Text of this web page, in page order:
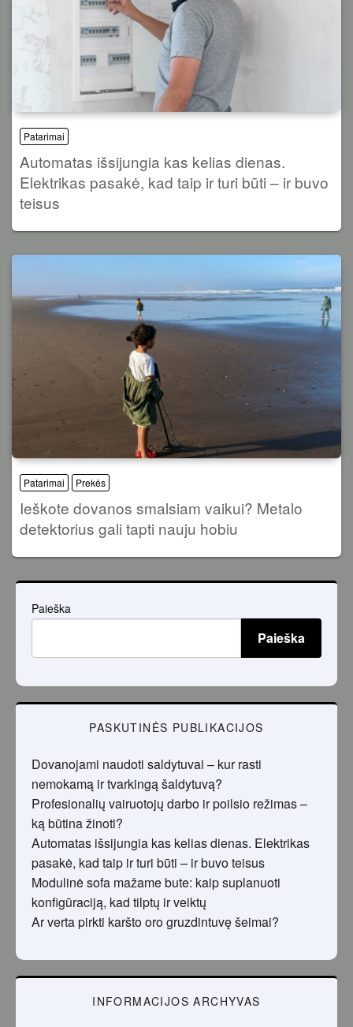
Patarimai
Automatas išsijungia kas kelias dienas.
Elektrikas pasakė, kad taip ir turi būti – ir buvo
teisus
Patarimai Prekės
Ieškote dovanos smalsiam vaikui? Metalo
detektorius gali tapti nauju hobiu
Paieška
Paieška
PASKUTINĖS PUBLIKACIJOS
Dovanojami naudoti saldytuvai – kur rasti
nemokamą ir tvarkingą šaldytuvą?
Profesionalių vairuotojų darbo ir poilsio režimas –
ką būtina žinoti?
Automatas išsijungia kas kelias dienas. Elektrikas
pasakė, kad taip ir turi būti – ir buvo teisus
Modulinė sofa mažame bute: kaip suplanuoti
konfigūraciją, kad tilptų ir veiktų
Ar verta pirkti karšto oro gruzdintuvę šeimai?
INFORMACIJOS ARCHYVAS